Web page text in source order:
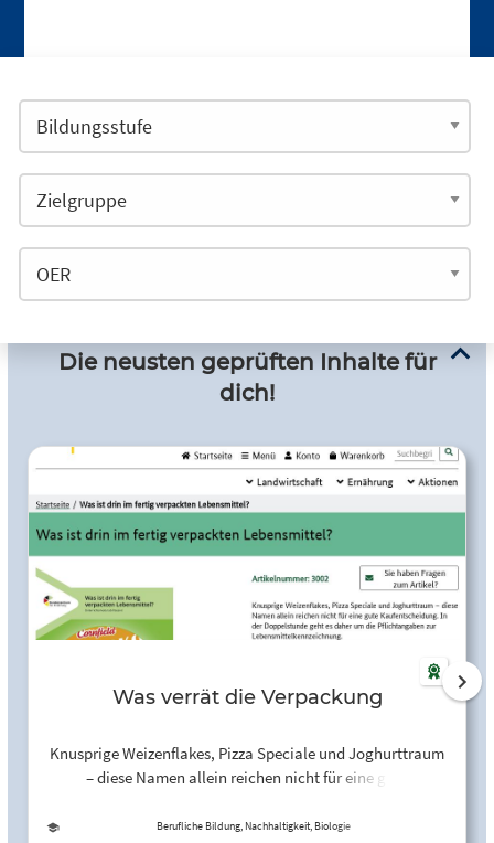
Die neusten geprüften Inhalte für
dich!
Was verrät die Verpackung
Knusprige Weizenflakes, Pizza Speciale und Joghurttraum
– diese Namen allein reichen nicht für eine gute
die Pflichtangaben zur Lebensmittelkennzeichnung. Im
Berufliche Bildung, Nachhaltigkeit, Biologie